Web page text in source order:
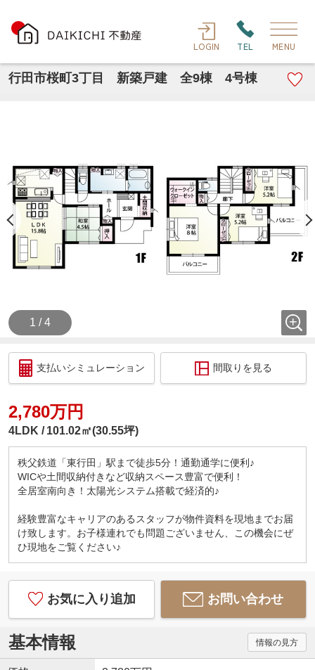
LOGIN TEL MENU
行田市桜町3丁目 新築戸建 全9棟 4号棟
1 / 4
支払いシミュレーション 間取りを見る
2,780万円
4LDK 101.02㎡(30.55坪)
秩父鉄道「東行田」駅まで徒歩5分！通勤通学に便利♪
WICや土間収納付きなど収納スペース豊富で便利！
全居室南向き！太陽光システム搭載で経済的♪
経験豊富なキャリアのあるスタッフが物件資料を現地までお届
け致します。お子様連れでも問題ございません、この機会にぜ
ひ現地をご覧ください♪
お気に入り追加 お問い合わせ
基本情報 情報の見方